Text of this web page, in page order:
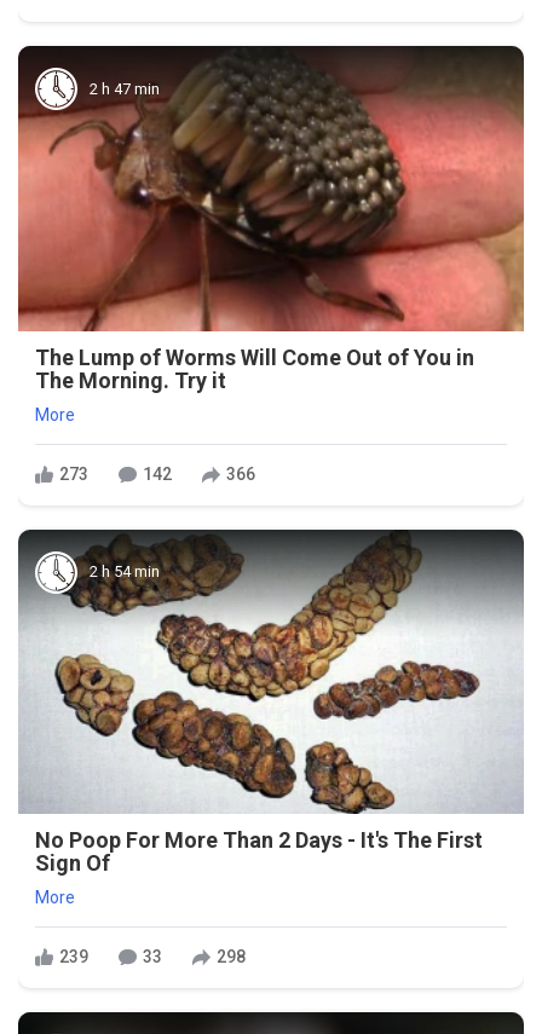
2 h 47 min
The Lump of Worms Will Come Out of You in
The Morning. Try it
More
273 142 366
2 h 54 min
No Poop For More Than 2 Days - It's The First
Sign Of
More
239 33 298